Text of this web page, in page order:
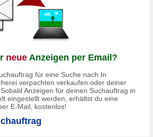
neue Anzeigen per Email?
für eine Suche nach In
verpachten verkaufen oder deiner
Anzeigen für deinen Suchauftrag in
eingestellt werden, erhältst du eine
E-Mail, kostenlos!